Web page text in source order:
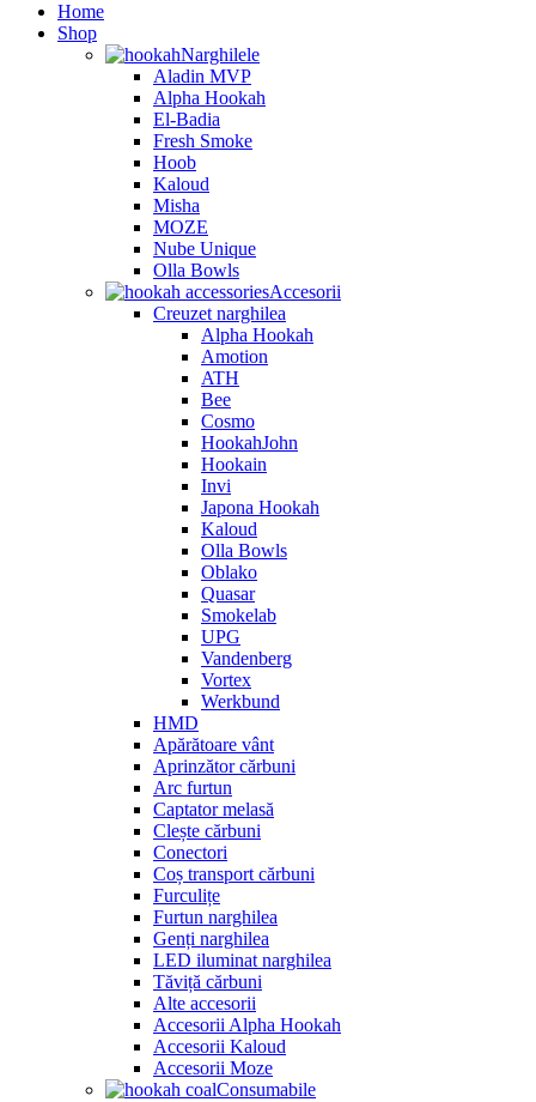
Home
Shop
Narghilele
Aladin MVP
Alpha Hookah
El-Badia
Fresh Smoke
Hoob
Kaloud
Misha
MOZE
Nube Unique
Olla Bowls
Accesorii
Creuzet narghilea
Alpha Hookah
Amotion
ATH
Bee
Cosmo
HookahJohn
Hookain
Invi
Japona Hookah
Kaloud
Olla Bowls
Oblako
Quasar
Smokelab
UPG
Vandenberg
Vortex
Werkbund
HMD
Apărătoare vânt
Aprinzător cărbuni
Arc furtun
Captator melasă
Clește cărbuni
Conectori
Coș transport cărbuni
Furculițe
Furtun narghilea
Genți narghilea
LED iluminat narghilea
Tăviță cărbuni
Alte accesorii
Accesorii Alpha Hookah
Accesorii Kaloud
Accesorii Moze
Consumabile